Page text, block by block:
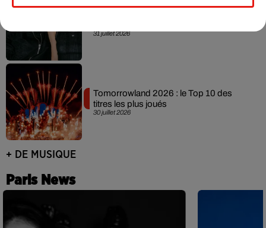
31 juillet 2026
30 juillet 2026
Tomorrowland 2026 : le Top 10 des
titres les plus joués
+ DE MUSIQUE
Paris News